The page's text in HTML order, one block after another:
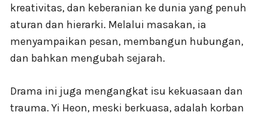
kreativitas, dan keberanian ke dunia yang penuh
aturan dan hierarki. Melalui masakan, ia
menyampaikan pesan, membangun hubungan,
dan bahkan mengubah sejarah.
Drama ini juga mengangkat isu kekuasaan dan
trauma. Yi Heon, meski berkuasa, adalah korban